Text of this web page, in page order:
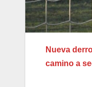
Nueva
camino a